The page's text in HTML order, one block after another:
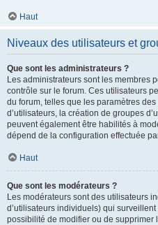
Haut
Niveaux des utilisateurs et
Que sont les administrateurs ?
Les administrateurs sont les membres
contrôle sur le forum. Ces utilisateurs
du forum, telles que les paramètres
d’utilisateurs, la création de groupes
peuvent également être habilités à
dépend de la configuration effectuée
Haut
Que sont les modérateurs ?
Les modérateurs sont des utilisateurs
d’utilisateurs individuels) qui
possibilité de modifier ou de supprimer